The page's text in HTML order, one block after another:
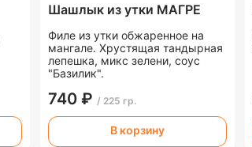
Шашлык из утки МАГРЕ
Филе из утки обжаренное на
мангале. Хрустящая тандырная
лепешка, микс зелени, соус
"Базилик".
740 ₽ / 225 гр.
В корзину